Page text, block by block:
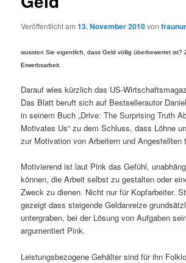
Veröffentlicht am13. November 2010von
wussten Sie eigentlich, dass Geld völlig überbewertet ist?
Erwerbsarbeit.
Darauf wies kürzlich das US-
Das Blatt beruft sich auf Bestsellerautor
in seinem Buch „Drive: The Surprising Truth
Motivates Us“ zu dem Schluss, dass Löhne
zur Motivation von Arbeitern und Angestellten
Motivierend ist laut Pink das Gefühl,
können, die Arbeit selbst zu gestalten oder
Zweck zu dienen. Nicht nur für Kopfarbeiter.
gezeigt dass steigende Geldanreize
untergraben, bei der Lösung von Aufgaben
argumentiert Pink.
Leistungsbezogene Gehälter sind für ihn